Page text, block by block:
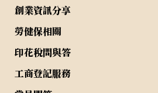
創業資訊分享
勞健保相關
印花稅問與答
工商登記服務